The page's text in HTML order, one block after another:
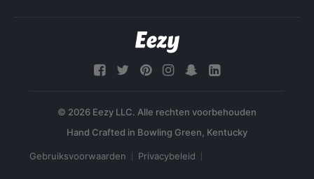
© 2026 Eezy LLC. Alle rechten voorbehouden
Gebruiksvoorwaarden Privacybeleid